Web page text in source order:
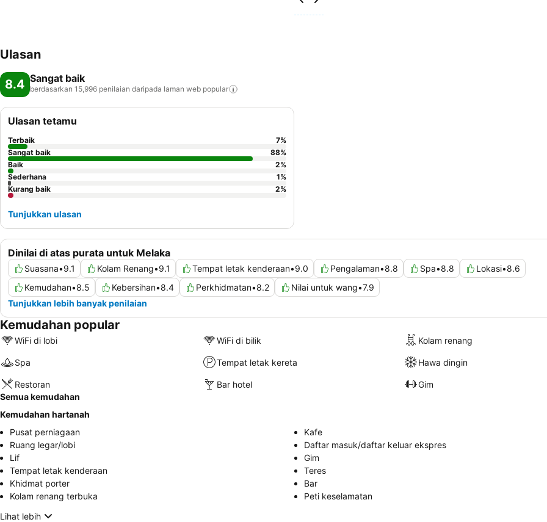
Ulasan
8.4 Sangat baik
berdasarkan 15,996 penilaian daripada laman web popular
Dinilai di atas purata untuk Melaka
Suasana•9.1 Kolam Renang•9.1 Tempat letak kenderaan•9.0 Pengalaman•8.8 Spa•8.8 Lokasi•8.6
Kemudahan•8.5 Kebersihan•8.4 Perkhidmatan•8.2 Nilai untuk wang•7.9
Tunjukkan lebih banyak penilaian
Ulasan tetamu
Terbaik 7%
Sangat baik
88%
Baik
2%
Sederhana
1%
Kurang baik
2%
Tunjukkan ulasan
Kemudahan popular
WiFi di lobi WiFi di bilik Kolam renang
Spa Tempat letak kereta Hawa dingin
Restoran Bar hotel
Gim
Semua kemudahan
Kemudahan hartanah
Pusat perniagaan
Kafe
Ruang legar/lobi
Daftar masuk/daftar keluar ekspres
Lif
Gim
Tempat letak kenderaan
Teres
Khidmat porter
Bar
Kolam renang terbuka
Peti keselamatan
Lihat lebih